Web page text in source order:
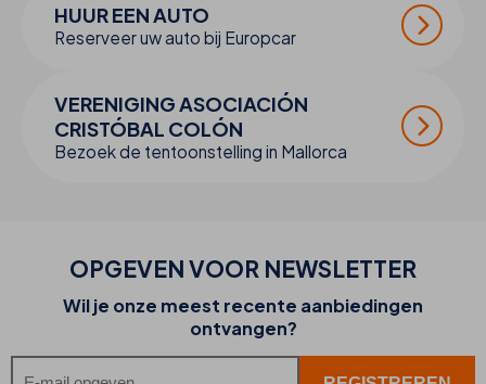
HUUR EEN AUTO
Reserveer uw auto bij Europcar
VERENIGING ASOCIACIÓN
CRISTÓBAL COLÓN
Bezoek de tentoonstelling in Mallorca
OPGEVEN VOOR NEWSLETTER
Wil je onze meest recente aanbiedingen
ontvangen?